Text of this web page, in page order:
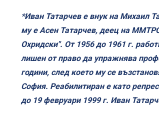
*Иван Татарчев е внук на Михаил
му е Асен Татарчев, деец на
Охридски". От 1956 до 1961 г.
лишен от право да упражнява
години, след което му се
София. Реабилитиран е като
до 19 февруари 1999 г. Иван